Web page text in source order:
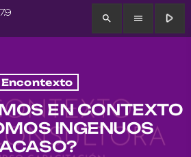
search menu play_arrow
Encontexto
EN CONTEXTO
INGENUOS